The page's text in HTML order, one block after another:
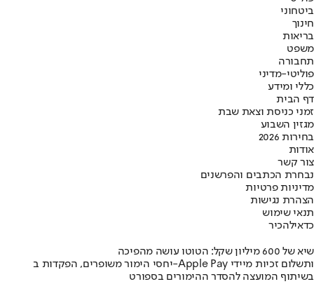
ביטחוני
חינוך
בריאות
משפט
תחבורה
פוליטי-מדיני
כללי ומידע
דף הבית
זמני כניסת וצאת שבת
מגזין השבוע
בחירות 2026
אודות
צור קשר
נבחרת הכתבים והפרשנים
מדיניות פרטיות
הצהרת נגישות
תנאי שימוש
כדאילהכיר
שיא של 600 מיליון שקל: הטוטו עושה מהפיכה
יחסי הימור משופרים, הפקדות ב-Apple Pay ותשלום זכיות מיידי
בשיתוף המועצה להסדר ההימורים בספורט